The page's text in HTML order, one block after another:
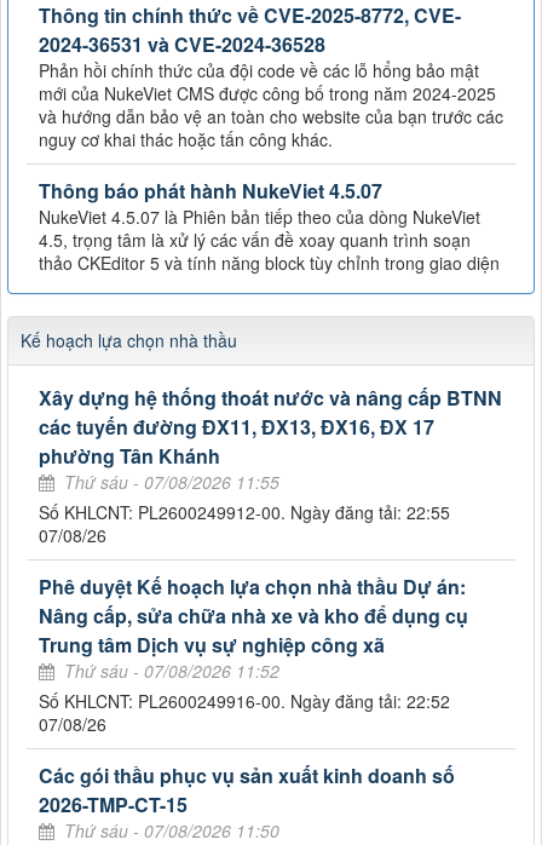
Thông tin chính thức về CVE-2025-8772, CVE-
2024-36531 và CVE-2024-36528
Phản hồi chính thức của đội code về các lỗ hổng bảo mật
mới của NukeViet CMS được công bố trong năm 2024-2025
và hướng dẫn bảo vệ an toàn cho website của bạn trước các
nguy cơ khai thác hoặc tấn công khác.
Thông báo phát hành NukeViet 4.5.07
NukeViet 4.5.07 là Phiên bản tiếp theo của dòng NukeViet
4.5, trọng tâm là xử lý các vấn đề xoay quanh trình soạn
thảo CKEditor 5 và tính năng block tùy chỉnh trong giao diện
Kế hoạch lựa chọn nhà thầu
Xây dựng hệ thống thoát nước và nâng cấp BTNN
các tuyến đường ĐX11, ĐX13, ĐX16, ĐX 17
phường Tân Khánh
Thứ sáu - 07/08/2026 11:55
Số KHLCNT: PL2600249912-00. Ngày đăng tải: 22:55
07/08/26
Phê duyệt Kế hoạch lựa chọn nhà thầu Dự án:
Nâng cấp, sửa chữa nhà xe và kho để dụng cụ
Trung tâm Dịch vụ sự nghiệp công xã
Thứ sáu - 07/08/2026 11:52
Số KHLCNT: PL2600249916-00. Ngày đăng tải: 22:52
07/08/26
Các gói thầu phục vụ sản xuất kinh doanh số
2026-TMP-CT-15
Thứ sáu - 07/08/2026 11:50